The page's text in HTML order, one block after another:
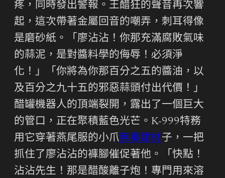
疼，同時發出警報。王醋狂的聲音再次響
起，這次帶著金屬回音的嘲弄，刺耳得像
是磨砂紙。「廖沾沾！你那充滿腐敗氣味
的蒜泥，是對醬料學的侮辱！必須淨
化！」「你將為你那百分之五的醬油，以
及百分之九十五的邪惡蒜頭付出代價！」
醋罐機器人的頂端裂開，露出了一個巨大
的管口，正在聚積藍色光芒。K-999特務
用它穿著燕尾服的小爪無毒建材子，一把
抓住了廖沾沾的褲腳催促著他。「快點！
沾沾先生！那是醋酸離子炮！專門用來溶